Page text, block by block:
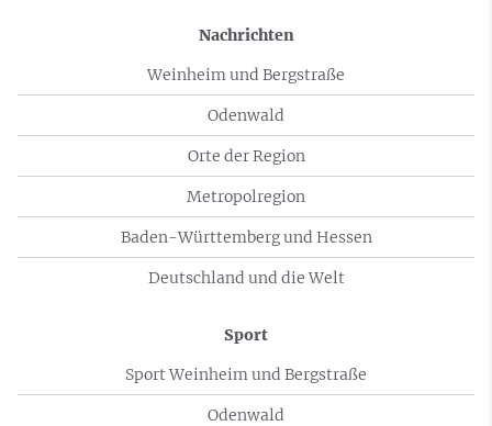
Nachrichten
Weinheim und Bergstraße
Odenwald
Orte der Region
Metropolregion
Baden-Württemberg und Hessen
Deutschland und die Welt
Sport
Sport Weinheim und Bergstraße
Odenwald